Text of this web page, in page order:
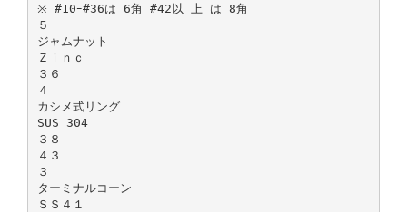
※ #10ｰ#36は 6角 #42以 上 は 8角
５
ジャムナット
Ｚｉｎｃ
３６
４
カシメ式リング
SUS 304
３８
４３
３
ターミナルコーン
ＳＳ４１